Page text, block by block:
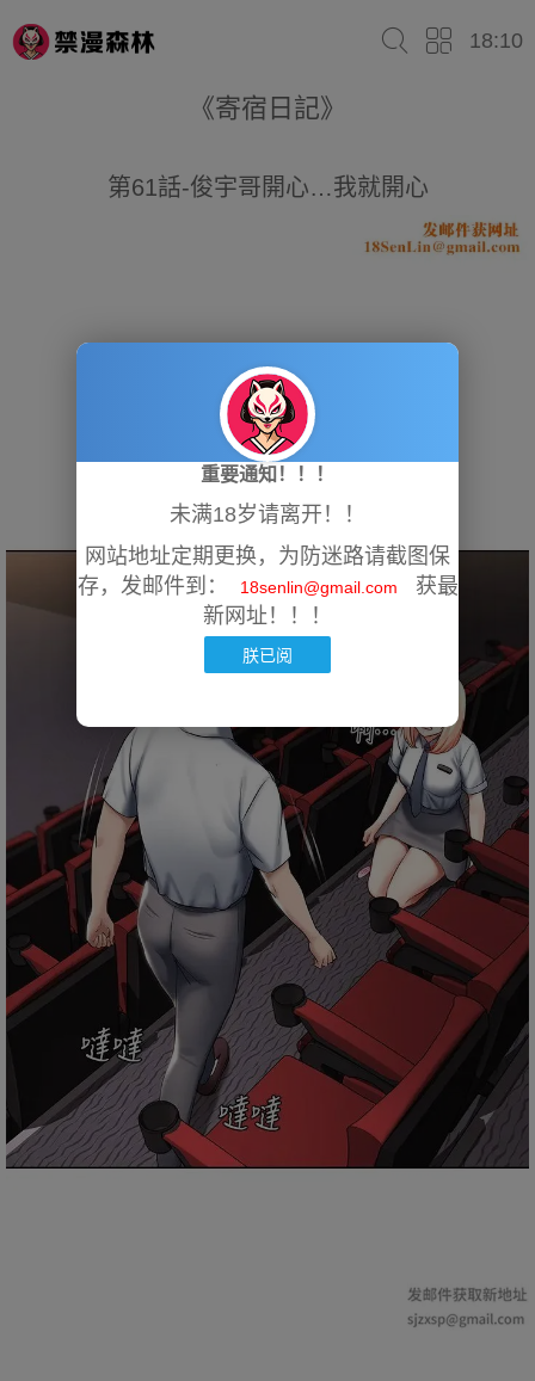
18:10
《寄宿日記》
第61話-俊宇哥開心…我就開心
重要通知！！！
未满18岁请离开！！
网站地址定期更换，为防迷路请截图保
存，发邮件到：
18senlin@gmail.com
获最
新网址！！！
朕已阅